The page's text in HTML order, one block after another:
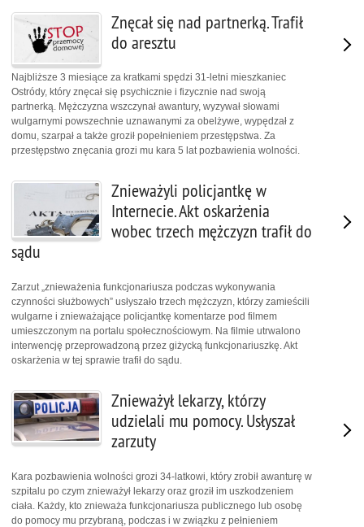
Znęcał się nad partnerką. Trafił
do aresztu
Najbliższe 3 miesiące za kratkami spędzi 31-letni mieszkaniec
Ostródy, który znęcał się psychicznie i fizycznie nad swoją
partnerką. Mężczyzna wszczynał awantury, wyzywał słowami
wulgarnymi powszechnie uznawanymi za obelżywe, wypędzał z
domu, szarpał a także groził popełnieniem przestępstwa. Za
przestępstwo znęcania grozi mu kara 5 lat pozbawienia wolności.
Znieważyli policjantkę w
Internecie. Akt oskarżenia
wobec trzech mężczyzn trafił do
sądu
Zarzut „znieważenia funkcjonariusza podczas wykonywania
czynności służbowych” usłyszało trzech mężczyzn, którzy zamieścili
wulgarne i znieważające policjantkę komentarze pod filmem
umieszczonym na portalu społecznościowym. Na filmie utrwalono
interwencję przeprowadzoną przez giżycką funkcjonariuszkę. Akt
oskarżenia w tej sprawie trafił do sądu.
Znieważył lekarzy, którzy
udzielali mu pomocy. Usłyszał
zarzuty
Kara pozbawienia wolności grozi 34-latkowi, który zrobił awanturę w
szpitalu po czym znieważył lekarzy oraz groził im uszkodzeniem
ciała. Każdy, kto znieważa funkcjonariusza publicznego lub osobę
do pomocy mu przybraną, podczas i w związku z pełnieniem